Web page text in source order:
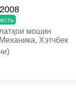
мошин
Хэтчбек